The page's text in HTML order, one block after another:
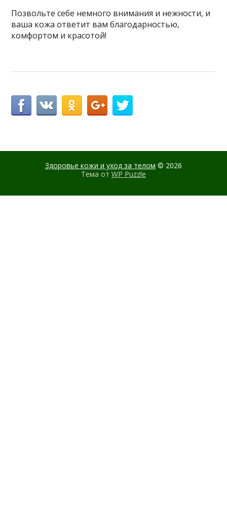
Позвольте себе немного внимания и нежности, и
ваша кожа ответит вам благодарностью,
комфортом и красотой!
Здоровье кожи и уход за телом © 2026
Тема от WP Puzzle